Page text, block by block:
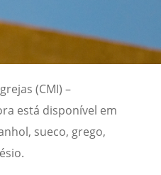
(CMI) –
está disponível em
sueco, grego,